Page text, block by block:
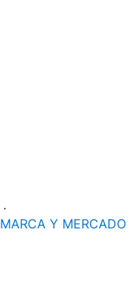
.
MARCA Y MERCADO